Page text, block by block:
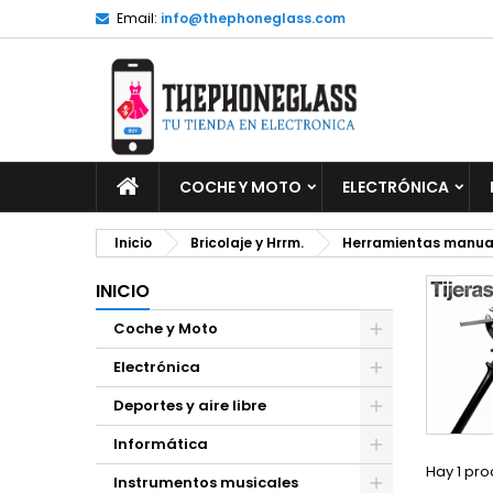
Email: info@thephoneglass.com
INICIOCOCHE Y MOTO ELECTRÓNICA
Inicio Bricolaje y Hrrm. Herramientas
INICIO
Coche y Moto
Electrónica
Deportes y aire libre
Informática
Instrumentos musicales
Hay 1